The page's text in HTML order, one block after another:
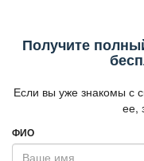
Получите
Если вы уже знакомы с
ее,
ФИО